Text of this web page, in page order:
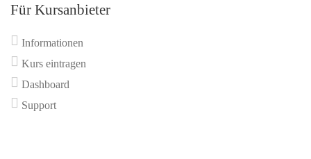
Für Kursanbieter
Informationen
Kurs eintragen
Dashboard
Support